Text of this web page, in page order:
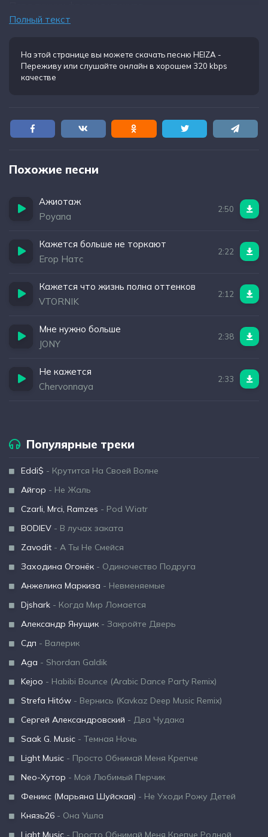
Но убегать не нужно мне больше
Полный текст
На этой странице вы можете скачать песню HEIZA -
Переживуили слушайте онлайн в хорошем 320 kbps
качестве
Похожие песни
Ажиотаж
Poyana
2:50
Кажется больше не торкают
Егор Натс
2:22
Кажется что жизнь полна оттенков
VTORNIK
2:12
Мне нужно больше
JONY
2:38
Не кажется
Chervonnaya
2:33
Популярные треки
Eddi$ - Крутится На Своей Волне
Айгор - Не Жаль
Czarli, Mrci, Ramzes - Pod Wiatr
BODIEV - В лучах заката
Zavodit - А Ты Не Смейся
Заходина Огонёк - Одиночество Подруга
Анжелика Маркиза - Невменяемые
Djshark - Когда Мир Ломается
Александр Янущик - Закройте Дверь
Сдп - Валерик
Aga - Shordan Galdik
Kejoo - Habibi Bounce (Arabic Dance Party Remix)
Strefa Hitów - Вернись (Kavkaz Deep Music Remix)
Сергей Александровский - Два Чудака
Saak G. Music - Темная Ночь
Light Music - Просто Обнимай Меня Крепче
Neo-Хутор - Мой Любимый Перчик
Феникс (Марьяна Шуйская) - Не Уходи Рожу Детей
Князь26 - Она Ушла
Light Music - Просто Обнимай Меня Крепче Родной